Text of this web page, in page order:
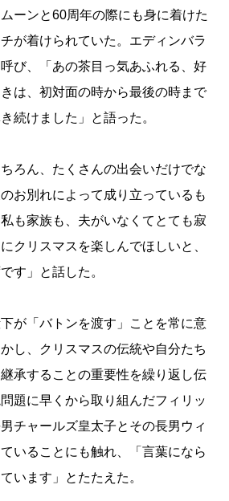
ーンと60周年の際にも身に着けた
が着けられていた。エディンバラ
び、「あの茶目っ気あふれる、好
は、初対面の時から最後の時まで
続けました」と語った。
ろん、たくさんの出会いだけでな
お別れによって成り立っているも
も家族も、夫がいなくてとても寂
クリスマスを楽しんでほしいと、
す」と話した。
が「バトンを渡す」ことを常に意
し、クリスマスの伝統や自分たち
承することの重要性を繰り返し伝
題に早くから取り組んだフィリッ
チャールズ皇太子とその長男ウィ
いることにも触れ、「言葉になら
います」とたたえた。